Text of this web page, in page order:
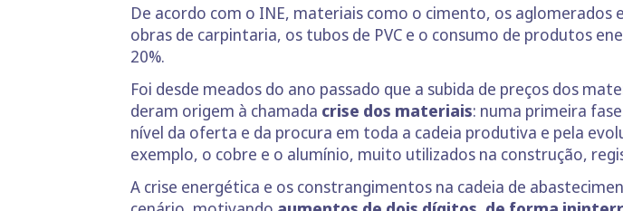
De acordo com o INE, materiais como o cimento, os aglomerados
obras de carpintaria, os tubos de PVC e o consumo de produtos
20%.
Foi desde meados do ano passado que a subida de preços dos
deram origem à chamada crise dos materiais: numa primeira
nível da oferta e da procura em toda a cadeia produtiva e pela
exemplo, o cobre e o alumínio, muito utilizados na construção,
A crise energética e os constrangimentos na cadeia de